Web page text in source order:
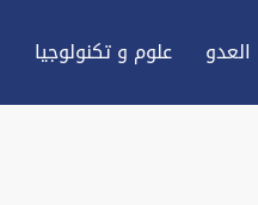
علوم و تكنولوجيا